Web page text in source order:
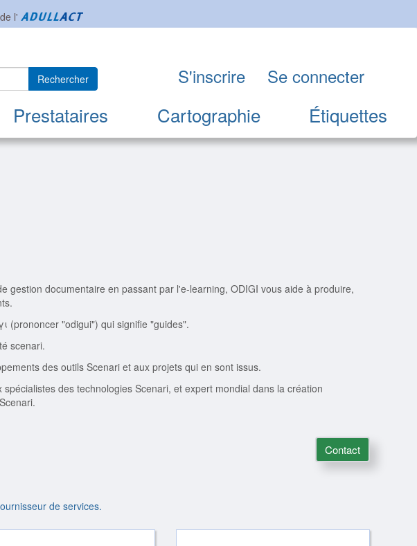
l'
Prestataires Cartographie Étiquettes
Rechercher S'inscrire Se connecter
gestion documentaire en passant par l'e-learning, ODIGI vous aide à produire,
(prononcer "odigui") qui signifie "guides".
scenari.
des outils Scenari et aux projets qui en sont issus.
des technologies Scenari, et expert mondial dans la création
Contact
de services.